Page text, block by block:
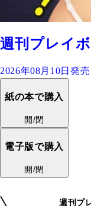
週刊プレイ
2026年08月10日発売
紙の本で購入
開/閉
電子版で購入
開/閉
週刊プ